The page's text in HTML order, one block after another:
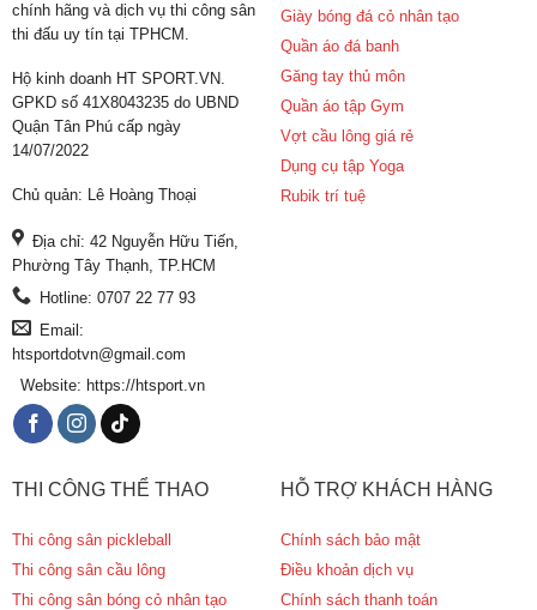
chính hãng và dịch vụ thi công sân
thi đấu uy tín tại TPHCM.
Hộ kinh doanh HT SPORT.VN.
GPKD số 41X8043235 do UBND
Quận Tân Phú cấp ngày
14/07/2022
Chủ quản: Lê Hoàng Thoại
Địa chỉ: 42 Nguyễn Hữu Tiến,
Phường Tây Thạnh, TP.HCM
Hotline: 0707 22 77 93
Email:
htsportdotvn@gmail.com
Website: https://htsport.vn
Giày bóng đá cỏ nhân tạo
Quần áo đá banh
Găng tay thủ môn
Quần áo tập Gym
Vợt cầu lông giá rẻ
Dụng cụ tập Yoga
Rubik trí tuệ
THI CÔNG THỂ THAO
Thi công sân pickleball
Thi công sân cầu lông
Thi công sân bóng cỏ nhân tạo
HỖ TRỢ KHÁCH HÀNG
Chính sách bảo mật
Điều khoản dịch vụ
Chính sách thanh toán